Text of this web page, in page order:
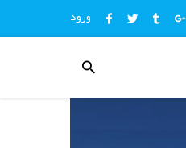
ورود
منوی
کاربری